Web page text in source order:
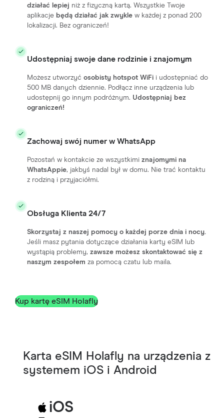
działać lepiej niż z fizyczną kartą. Wszystkie Twoje
aplikacje będą działać jak zwyklew każdej z ponad 200
lokalizacji. Bez ograniczeń!
Udostępniaj swoje dane rodzinie i znajomym
Możesz utworzyć osobisty hotspot WiFii udostępniać do
500 MB danych dziennie. Podłącz inne urządzenia lub
udostępnij go innym podróżnym. Udostępniaj bez
ograniczeń!
Zachowaj swój numer w WhatsApp
Pozostań w kontakcie ze wszystkimi znajomymi na
WhatsAppie, jakbyś nadal był w domu. Nie trać kontaktu
z rodziną i przyjaciółmi.
Obsługa Klienta 24/7
Skorzystaj z naszej pomocy o każdej porze dnia i nocy.
Jeśli masz pytania dotyczące działania karty eSIM lub
wystąpią problemy, zawsze możesz skontaktować się z
naszym zespołem za pomocą czatu lub maila.
Kup kartę eSIM Holafly
Karta eSIM Holafly na urządzenia z
systemem iOS i Android
iOS